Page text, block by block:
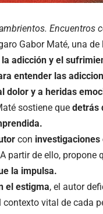
Encuentros
Gabor Maté, una
adicción y el
entender las
dolor y a heridas
sostiene que detrás
con
partir de ello, propone
la impulsa.
el estigma, el autor
contexto vital de cada